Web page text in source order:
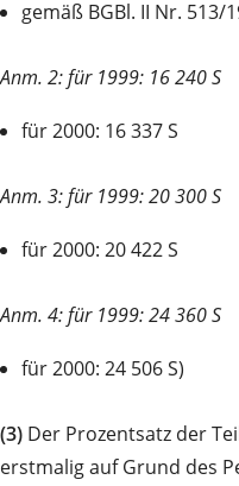
gemäß BGBl. II Nr. 513/
Anm. 2: für 1999: 16 240 S
für 2000: 16 337 S
Anm. 3: für 1999: 20 300 S
für 2000: 20 422 S
Anm. 4: für 1999: 24 360 S
für 2000: 24 506 S)
(3) Der Prozentsatz der
erstmalig auf Grund des